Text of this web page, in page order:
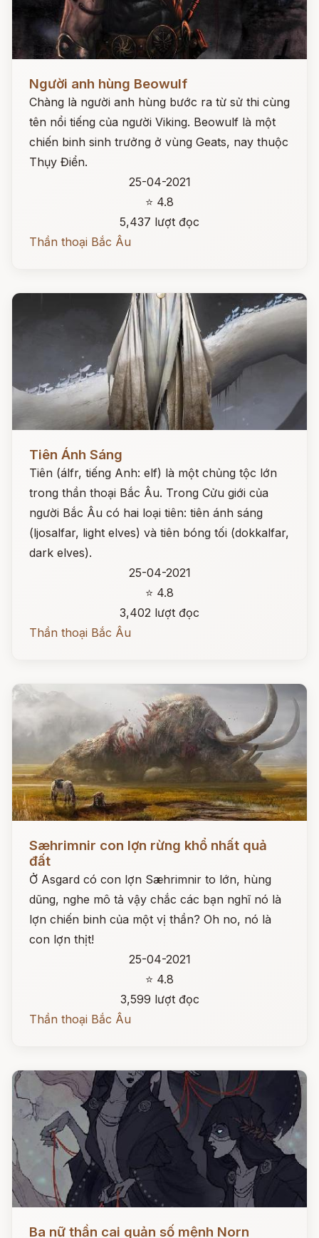
Người anh hùng Beowulf
Chàng là người anh hùng bước ra từ sử thi cùng
tên nổi tiếng của người Viking. Beowulf là một
chiến binh sinh trưởng ở vùng Geats, nay thuộc
Thụy Điển.
25-04-2021
⭐ 4.8
5,437 lượt đọc
Thần thoại Bắc Âu
Tiên Ánh Sáng
Tiên (álfr, tiếng Anh: elf) là một chủng tộc lớn
trong thần thoại Bắc Âu. Trong Cửu giới của
người Bắc Âu có hai loại tiên: tiên ánh sáng
(ljosalfar, light elves) và tiên bóng tối (dokkalfar,
dark elves).
25-04-2021
⭐ 4.8
3,402 lượt đọc
Thần thoại Bắc Âu
Sæhrimnir con lợn rừng khổ nhất quả
đất
Ở Asgard có con lợn Sæhrimnir to lớn, hùng
dũng, nghe mô tả vậy chắc các bạn nghĩ nó là
lợn chiến binh của một vị thần? Oh no, nó là
con lợn thịt!
25-04-2021
⭐ 4.8
3,599 lượt đọc
Thần thoại Bắc Âu
Ba nữ thần cai quản số mệnh Norn